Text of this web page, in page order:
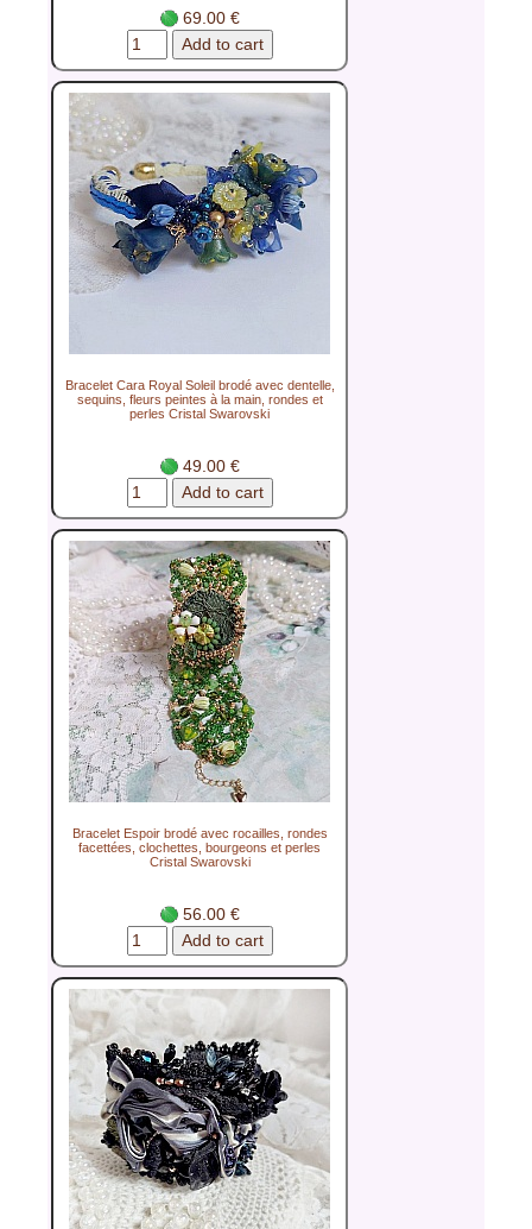
69.00 €
Bracelet Cara Royal Soleil brodé avec dentelle,
sequins, fleurs peintes à la main, rondes et
perles Cristal Swarovski
49.00 €
Bracelet Espoir brodé avec rocailles, rondes
facettées, clochettes, bourgeons et perles
Cristal Swarovski
56.00 €